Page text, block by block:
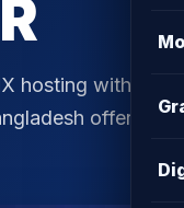
hosting with free
offering